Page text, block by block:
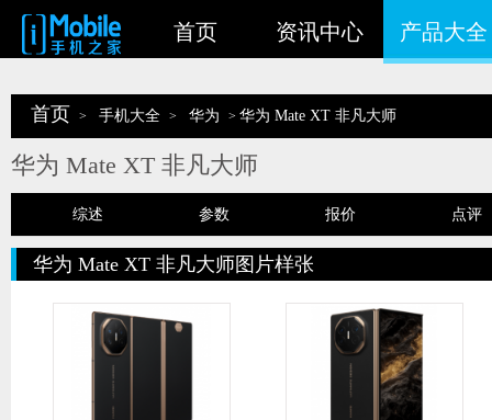
首页 资讯中心 产品大全
首页 > 手机大全 > 华为 > 华为 Mate XT 非凡大师
华为 Mate XT 非凡大师
综述 参数 报价 点评
华为 Mate XT 非凡大师图片样张